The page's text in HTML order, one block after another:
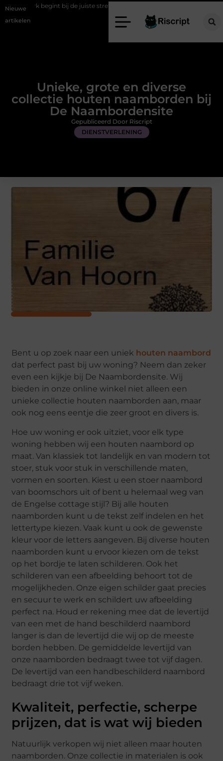
Nieuwe
artikelen
bij de juiste stretch werkbroek
Unieke, grote en diverse
collectie houten naamborden bij
De Naambordensite
DIENSTVERLENING
Gepubliceerd Door Riscript
Bent u op zoek naar een uniek houten naambord
dat perfect past bij uw woning? Neem dan zeker
even een kijkje bij De Naambordensite. Wij
bieden in onze online winkel niet alleen een
unieke collectie houten naamborden aan, maar
ook nog eens eentje die zeer groot en divers is.
Hoe uw woning er ook uitziet, voor elk type
woning hebben wij een houten naambord op
maat. Van klassiek tot landelijk en van modern tot
stoer, stuk voor stuk in verschillende maten,
vormen en soorten. Kiest u een stoer naambord
van boomschors uit of bent u helemaal weg van
de Engelse cottage stijl? Bij alle houten
naamborden kunt u de tekst zelf indelen en het
lettertype kiezen. Vaak kunt u ook de gewenste
kleur voor de letters aangeven. Bij diverse houten
naamborden kunt u ervoor kiezen om de tekst
op het bordje te laten schilderen. Ook het
schilderen van een afbeelding behoort tot de
mogelijkheden. Onze eigen schilder gaat precies
en secuur te werk en schildert uw afbeelding
perfect na. Houd er rekening mee dat de levertijd
van een met de hand beschilderd naambord
langer is dan de levertijd die wij op de meeste
borden hebben. De gemiddelde levertijd van
onze naamborden bedraagt twee tot vijf dagen.
De levertijd van een handbeschilderd naambord
bedraagt drie tot vijf weken.
Kwaliteit, perfectie, scherpe
prijzen, dat is wat wij bieden
Natuurlijk verkopen wij niet alleen maar houten
naamborden. Onze collectie in materialen is ook